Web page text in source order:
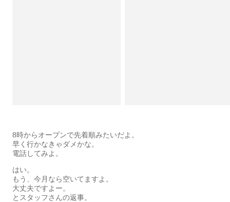
8時からオープンで先着順みたいだよ。
早く行かなきゃダメかな。
電話してみよ。
はい。
もう、今月なら空いてますよ。
大丈夫ですよー。
とスタッフさんの返事。